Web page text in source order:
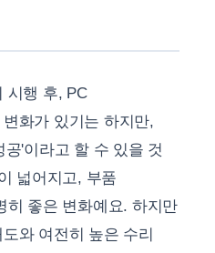
시행 후, PC
화가 있기는 하지만,
'이라고 할 수 있을 것
넓어지고, 부품
히 좋은 변화예요. 하지만
와 여전히 높은 수리